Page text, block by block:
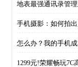
地表最强通讯录管
手机摄影：如何拍
怎么办？我的手机
1299元!荣耀畅玩7C